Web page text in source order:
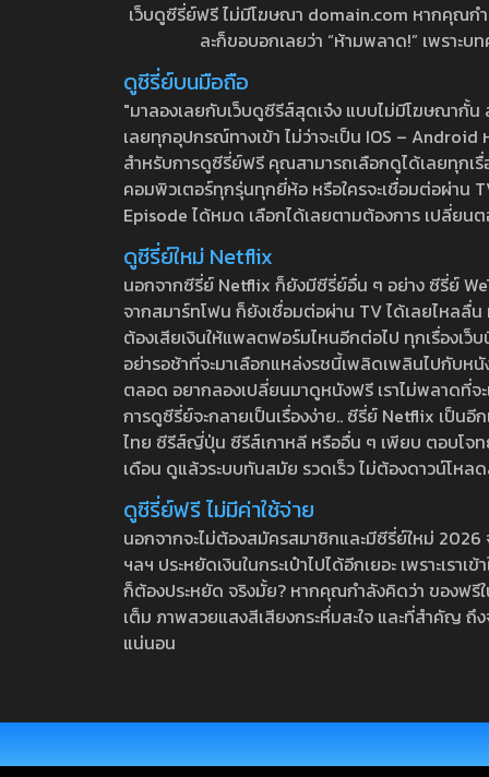
เว็บดูซีรี่ย์ฟรี ไม่มีโฆษณา domain.com หากคุณก
ละก็ขอบอกเลยว่า “ห้ามพลาด!” เพราะ
ดูซีรี่ย์บนมือถือ
"มาลองเลยกับเว็บดูซีรีส์สุดเจ๋ง แบบไม่มีโฆษณากั้
เลยทุกอุปกรณ์ทางเข้า ไม่ว่าจะเป็น IOS –
สำหรับการดูซีรี่ย์ฟรี คุณสามารถเลือกดูได้เลยทุกเ
คอมพิวเตอร์ทุกรุ่นทุกยี่ห้อ หรือใครจะเชื่อมต่อผ่าน
Episode ได้หมด เลือกได้เลยตามต้องการ เปลี่ยน
ดูซีรี่ย์ใหม่ Netflix
นอกจากซีรี่ย์ Netflix ก็ยังมีซีรี่ย์อื่น ๆ อย่าง ซีรี่ย์
จากสมาร์ทโฟน ก็ยังเชื่อมต่อผ่าน TV ได้เลยไหลลื่
ต้องเสียเงินให้แพลตฟอร์มไหนอีกต่อไป ทุกเรื่องเว็
อย่ารอช้าที่จะมาเลือกแหล่งรชนี้เพลิดเพลินไปกับห
ตลอด อยากลองเปลี่ยนมาดูหนังฟรี เราไม่พลาดที่
การดูซีรี่ย์จะกลายเป็นเรื่องง่าย.. ซีรี่ย์ Netflix เป็น
ไทย ซีรีส์ญี่ปุ่น ซีรีส์เกาหลี หรืออื่น ๆ เพียบ ตอบโจท
เดือน ดูแล้วระบบทันสมัย รวดเร็ว ไม่ต้องดาวน์โห
ดูซีรี่ย์ฟรี ไม่มีค่าใช้จ่าย
นอกจากจะไม่ต้องสมัครสมาชิกและมีซีรี่ย์ใหม่
ฯลฯ ประหยัดเงินในกระเป๋าไปได้อีกเยอะ เพราะเร
ก็ต้องประหยัด จริงมั้ย? หากคุณกำลังคิดว่า ของฟ
เต็ม ภาพสวยแสงสีเสียงกระหึ่มสะใจ และที่สำคัญ
แน่นอน